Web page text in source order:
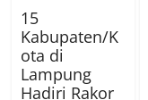
15
Kabupaten/K
ota di
Lampung
Hadiri Rakor